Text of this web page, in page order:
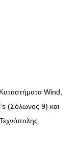
Wind,
(Σόλωνος 9) και